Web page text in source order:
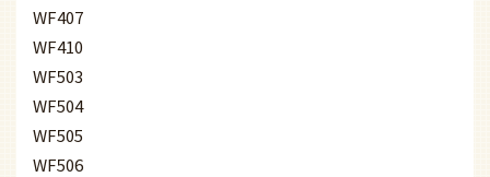
WF407
WF410
WF503
WF504
WF505
WF506